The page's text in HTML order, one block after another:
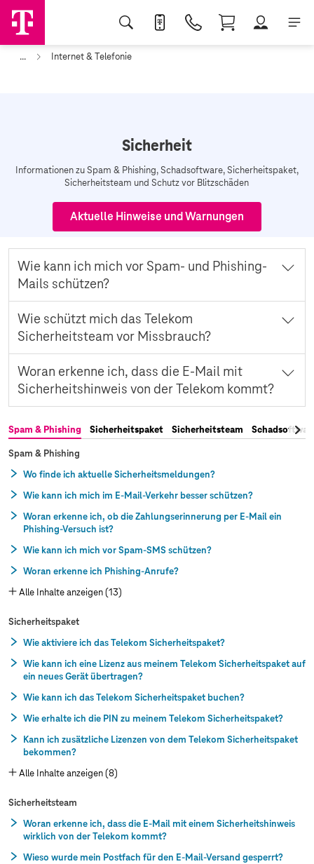
... Internet & Telefonie
Sicherheit
Informationen zu Spam & Phishing, Schadsoftware, Sicherheitspaket,
Sicherheitsteam und Schutz vor Blitzschäden
Aktuelle Hinweise und Warnungen
Wie kann ich mich vor Spam- und Phishing-
Mails schützen?
Achten Sie auf Grammatik- oder Schreibfehler in der E-Mail-
Schutz vor Spam & Phishing
Wie schützt mich das Telekom
Sicherheitsteam vor Missbrauch?
Wir informieren Sie im Missbrauchsfall und sperren zu Ihrem Schutz
Das Telekom Sicherheitsteam
Woran erkenne ich, dass die E-Mail mit
Sicherheitshinweis von der Telekom kommt?
das ein Merkmal für die Echtheit.
E-Mail mit Sicherheitshinweis erkennen
Spam & Phishing Sicherheitspaket Sicherheitsteam
Spam & Phishing
Wo finde ich aktuelle Sicherheitsmeldungen?
Wie kann ich mich im E-Mail-Verkehr besser schützen?
Woran erkenne ich, ob die Zahlungserinnerung per E-Mail ein
Phishing-Versuch ist?
Wie kann ich mich vor Spam-SMS schützen?
Woran erkenne ich Phishing-Anrufe?
Alle Inhalte anzeigen (13)
Sicherheitspaket
Wie aktiviere ich das Telekom Sicherheitspaket?
Wie kann ich eine Lizenz aus meinem Telekom Sicherheitspaket auf
ein neues Gerät übertragen?
Wie kann ich das Telekom Sicherheitspaket buchen?
Wie erhalte ich die PIN zu meinem Telekom Sicherheitspaket?
Kann ich zusätzliche Lizenzen von dem Telekom Sicherheitspaket
bekommen?
Alle Inhalte anzeigen (8)
Sicherheitsteam
Woran erkenne ich, dass die E-Mail mit einem Sicherheitshinweis
wirklich von der Telekom kommt?
Wieso wurde mein Postfach für den E-Mail-Versand gesperrt?